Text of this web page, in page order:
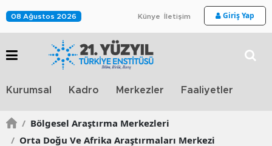
08 Ağustos 2026 Künye İletişim Giriş Yap
Kurumsal Kadro Merkezler Faaliyetler
/ Bölgesel Araştırma Merkezleri
/ Orta Doğu Ve Afrika Araştırmaları Merkezi